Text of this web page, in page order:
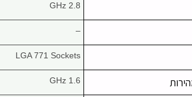
2.8 GHz
–
LGA 771 Sockets
1.6 GHz